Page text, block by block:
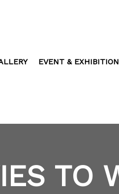
EVENT & EXHIBITION
TO